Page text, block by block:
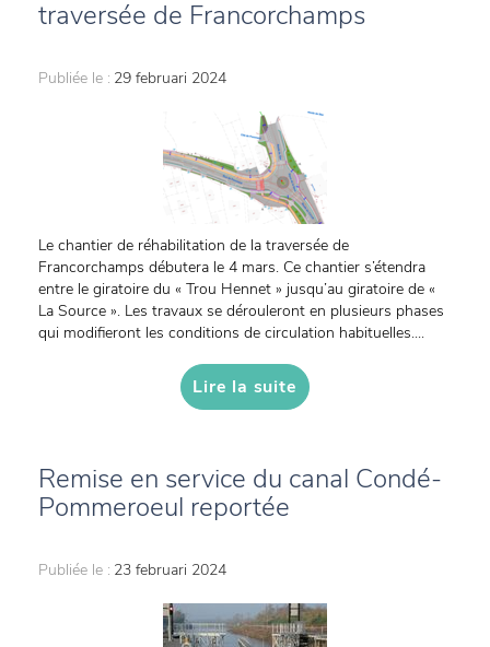
traversée de Francorchamps
Publiée le : 29 februari 2024
Le chantier de réhabilitation de la traversée de
Francorchamps débutera le 4 mars. Ce chantier s’étendra
entre le giratoire du « Trou Hennet » jusqu’au giratoire de «
La Source ». Les travaux se dérouleront en plusieurs phases
qui modifieront les conditions de circulation habituelles....
Lire la suite
Remise en service du canal Condé-
Pommeroeul reportée
Publiée le : 23 februari 2024